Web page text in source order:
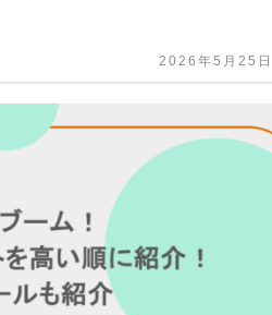
2026年5月25日